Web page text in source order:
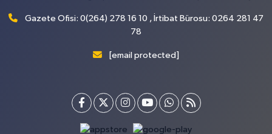
Gazete Ofisi: 0(264) 278 16 10 , İrtibat Bürosu: 0264 281 47
78
[email protected]